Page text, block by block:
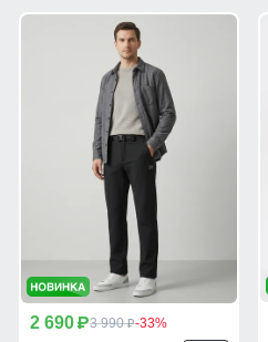
2 690 p3 990 p-33%